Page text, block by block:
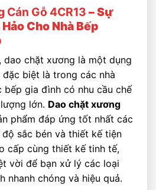
Cán Gỗ 4CR13 – Sự
Cho Nhà Bếp
dao chặt xương là một dụng
biệt là trong các nhà
bếp gia đình có nhu cầu chế
lớn. Dao chặt xương
phẩm đáp ứng tốt nhất các
sắc bén và thiết kế tiện
cấp cùng thiết kế tinh tế,
vời để bạn xử lý các loại
nhanh chóng và hiệu quả.